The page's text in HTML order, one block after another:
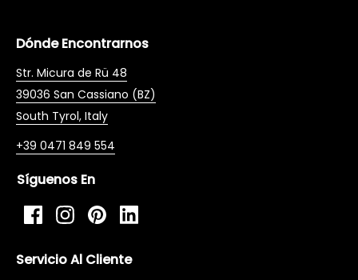
Dónde Encontrarnos
Str. Micura de Rü 48
39036 San Cassiano (BZ)
South Tyrol, Italy
+39 0471 849 554
Síguenos En
FacebookInstagram
PinterestLinkedIn
Servicio Al Cliente